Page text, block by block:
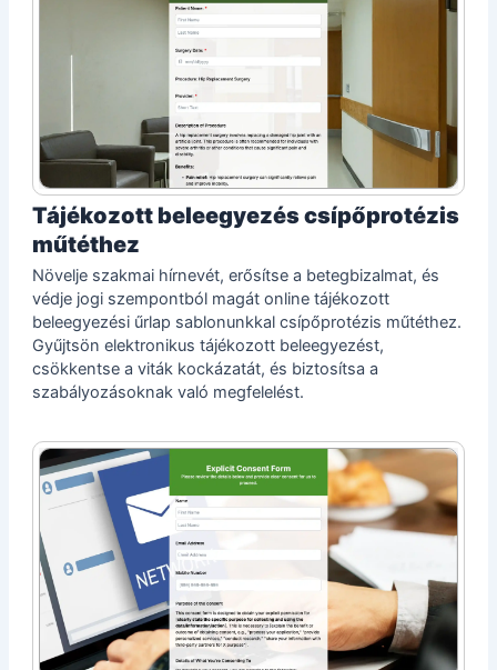
Tájékozott beleegyezés csípőprotézis
műtéthez
Növelje szakmai hírnevét, erősítse a betegbizalmat, és
védje jogi szempontból magát online tájékozott
beleegyezési űrlap sablonunkkal csípőprotézis műtéthez.
Gyűjtsön elektronikus tájékozott beleegyezést,
csökkentse a viták kockázatát, és biztosítsa a
szabályozásoknak való megfelelést.